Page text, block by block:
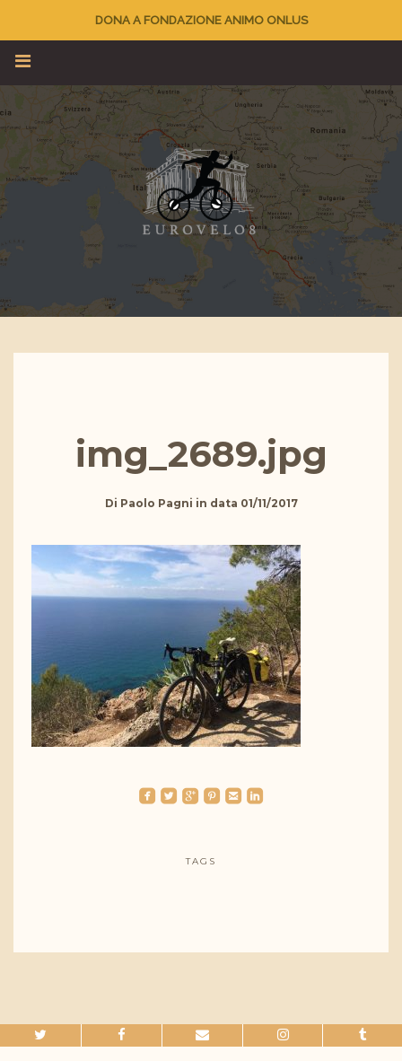
DONA A FONDAZIONE ANIMO ONLUS
img_2689.jpg
Di Paolo Pagni in data 01/11/2017
roundedfacebook roundedtwitterbird roundedgoogleplus roundedpinterest roundedemail roundedlinkedin
TAGS